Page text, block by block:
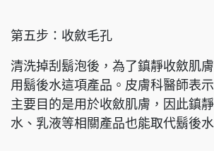
第五步：收斂毛孔
清洗掉刮鬍泡後，為了鎮靜收斂肌
用鬍後水這項產品。皮膚科醫師表
主要目的是用於收斂肌膚，因此鎮
水、乳液等相關產品也能取代鬍後水